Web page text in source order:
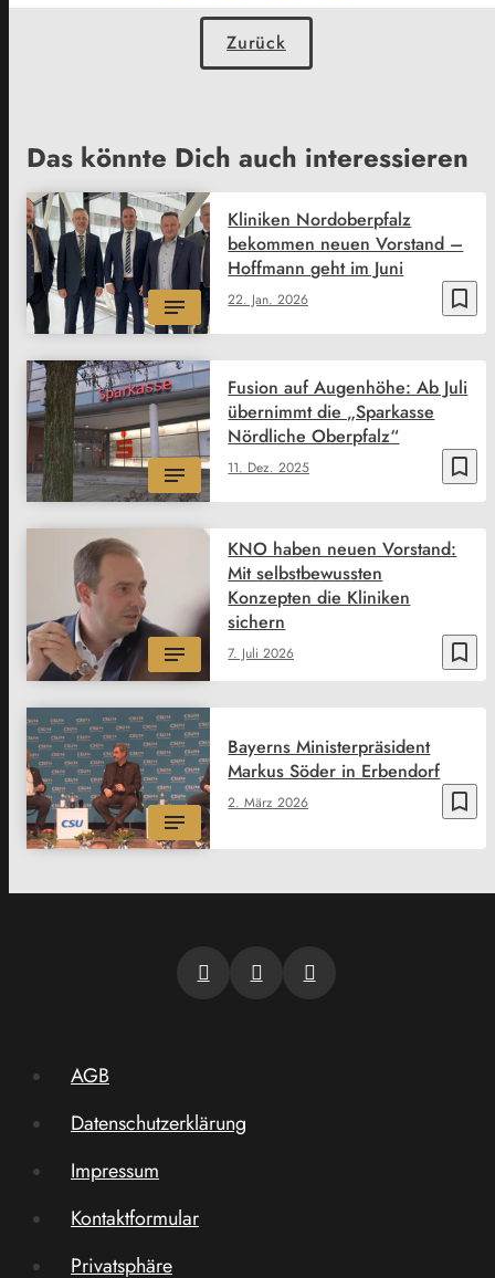
Zurück
Das könnte Dich auch interessieren
bookmark_border
22. Jan. 2026
Kliniken Nordoberpfalz
bekommen neuen Vorstand –
Hoffmann geht im Juni
bookmark_border
11. Dez. 2025
Fusion auf Augenhöhe: Ab Juli
übernimmt die „Sparkasse
Nördliche Oberpfalz“
bookmark_border
7. Juli 2026
KNO haben neuen Vorstand:
Mit selbstbewussten
Konzepten die Kliniken
sichern
bookmark_border
2. März 2026
Bayerns Ministerpräsident
Markus Söder in Erbendorf
AGB
Datenschutzerklärung
Impressum
Kontaktformular
Privatsphäre